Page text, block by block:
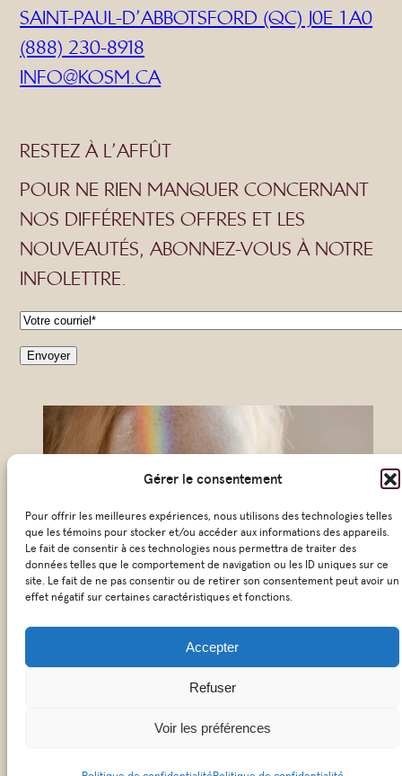
Gérer le consentement
Pour offrir les meilleures expériences, nous utilisons des technologies telles
que les témoins pour stocker et/ou accéder aux informations des appareils.
Le fait de consentir à ces technologies nous permettra de traiter des
données telles que le comportement de navigation ou les ID uniques sur ce
site. Le fait de ne pas consentir ou de retirer son consentement peut avoir un
effet négatif sur certaines caractéristiques et fonctions.
Accepter
Refuser
Voir les préférences
SAINT-PAUL-D’ABBOTSFORD (QC) J0E 1A0
(888) 230-8918
INFO@KOSM.CA
RESTEZ À L’AFFÛT
POUR NE RIEN MANQUER CONCERNANT
NOS DIFFÉRENTES OFFRES ET LES
NOUVEAUTÉS, ABONNEZ-VOUS À NOTRE
INFOLETTRE.
C
o
*
Envoyer
© 2026 KŌSM – Tous droit réservés